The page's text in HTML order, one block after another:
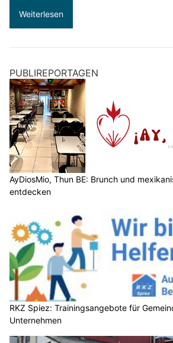
Weiterlesen
PUBLIREPORTAGEN
AyDiosMio, Thun BE: Brunch und
entdecken
RKZ Spiez: Trainingsangebote für
Unternehmen